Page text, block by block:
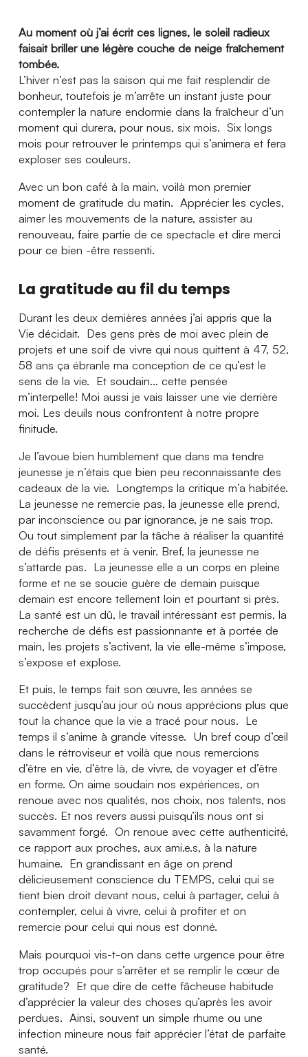
Au moment où j’ai écrit ces lignes, le soleil radieux
faisait briller une légère couche de neige fraîchement
tombée.
L’hiver n’est pas la saison qui me fait resplendir de
bonheur, toutefois je m’arrête un instant juste pour
contempler la nature endormie dans la fraîcheur d’un
moment qui durera, pour nous, six mois. Six longs
mois pour retrouver le printemps qui s’animera et fera
exploser ses couleurs.
Avec un bon café à la main, voilà mon premier
moment de gratitude du matin. Apprécier les cycles,
aimer les mouvements de la nature, assister au
renouveau, faire partie de ce spectacle et dire merci
pour ce bien -être ressenti.
La gratitude au fil du temps
Durant les deux dernières années j’ai appris que la
Vie décidait. Des gens près de moi avec plein de
projets et une soif de vivre qui nous quittent à 47, 52,
58 ans ça ébranle ma conception de ce qu’est le
sens de la vie. Et soudain… cette pensée
m’interpelle! Moi aussi je vais laisser une vie derrière
moi. Les deuils nous confrontent à notre propre
finitude.
Je l’avoue bien humblement que dans ma tendre
jeunesse je n’étais que bien peu reconnaissante des
cadeaux de la vie. Longtemps la critique m’a habitée.
La jeunesse ne remercie pas, la jeunesse elle prend,
par inconscience ou par ignorance, je ne sais trop.
Ou tout simplement par la tâche à réaliser la quantité
de défis présents et à venir. Bref, la jeunesse ne
s’attarde pas. La jeunesse elle a un corps en pleine
forme et ne se soucie guère de demain puisque
demain est encore tellement loin et pourtant si près.
La santé est un dû, le travail intéressant est permis, la
recherche de défis est passionnante et à portée de
main, les projets s’activent, la vie elle-même s’impose,
s’expose et explose.
Et puis, le temps fait son œuvre, les années se
succèdent jusqu’au jour où nous apprécions plus que
tout la chance que la vie a tracé pour nous. Le
temps il s’anime à grande vitesse. Un bref coup d’œil
dans le rétroviseur et voilà que nous remercions
d’être en vie, d’être là, de vivre, de voyager et d’être
en forme. On aime soudain nos expériences, on
renoue avec nos qualités, nos choix, nos talents, nos
succès. Et nos revers aussi puisqu’ils nous ont si
savamment forgé. On renoue avec cette authenticité,
ce rapport aux proches, aux ami.e.s, à la nature
humaine. En grandissant en âge on prend
délicieusement conscience du TEMPS, celui qui se
tient bien droit devant nous, celui à partager, celui à
contempler, celui à vivre, celui à profiter et on
remercie pour celui qui nous est donné.
Mais pourquoi vis-t-on dans cette urgence pour être
trop occupés pour s’arrêter et se remplir le cœur de
gratitude? Et que dire de cette fâcheuse habitude
d’apprécier la valeur des choses qu’après les avoir
perdues. Ainsi, souvent un simple rhume ou une
infection mineure nous fait apprécier l’état de parfaite
santé.